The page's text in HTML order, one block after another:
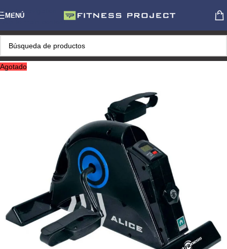
Skip to navigation
Skip to main content
MENÚ
Agotado